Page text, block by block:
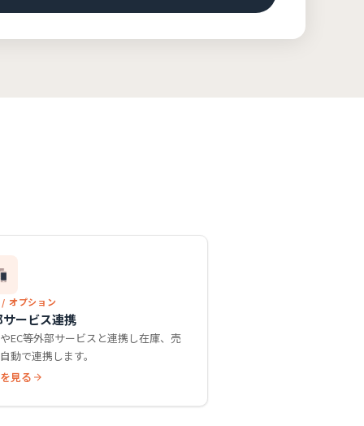
オプション
サービス連携
EC等外部サービスと連携し在庫、売
動で連携します。
見る